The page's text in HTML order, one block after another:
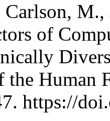
Carlson,
of
the Human
https://